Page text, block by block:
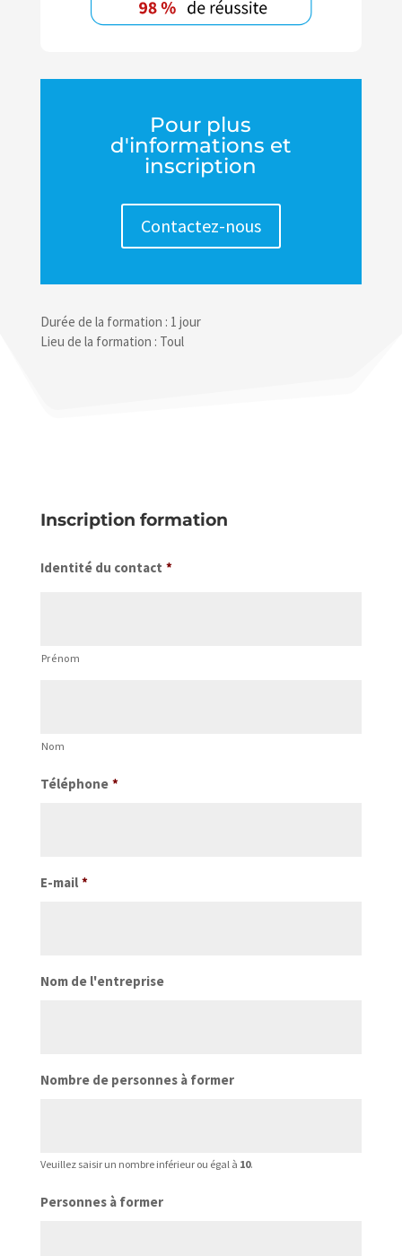
Pour plus
d'informations et
inscription
Contactez-nous
Durée de la formation : 1 jour
Lieu de la formation : Toul
Inscription formation
Identité du contact *
Prénom
Nom
Téléphone *
E-mail *
Nom de l'entreprise
Nombre de personnes à former
Veuillez saisir un nombre inférieur ou égal à 10.
Personnes à former